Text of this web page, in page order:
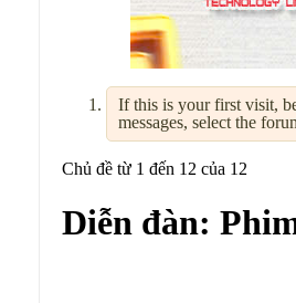
If this is your first visit,
messages, select the
Chủ đề từ 1 đến 12 của 12
Diễn đàn: